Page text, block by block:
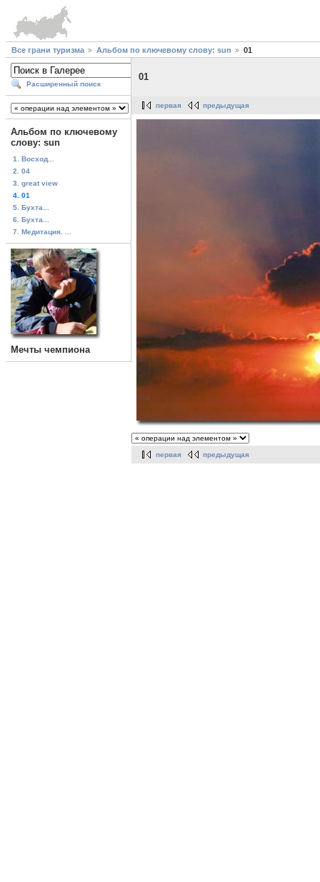
Все грани туризма Альбом по ключевому слову: sun 01
Расширенный поиск
Альбом по ключевому
слову: sun
1. Восход...
2. 04
3. great view
4. 01
5. Бухта...
6. Бухта...
7. Медитация. ...
Мечты чемпиона
01
первая предыдущая
первая предыдущая